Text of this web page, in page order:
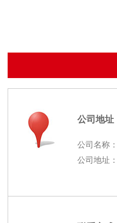
公司地址
公司名称
公司地址